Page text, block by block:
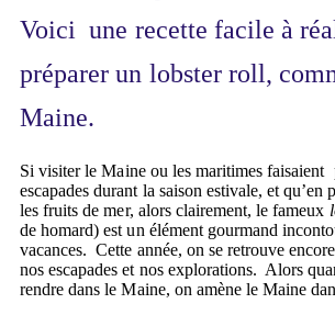
Voici une recette facile à
préparer un lobster roll,
Maine.
Si visiter le Maine ou les maritimes faisaient
escapades durant la saison estivale, et qu’en
les fruits de mer, alors clairement, le fameux
de homard) est un élément gourmand
vacances. Cette année, on se retrouve
nos escapades et nos explorations. Alors
rendre dans le Maine, on amène le Maine